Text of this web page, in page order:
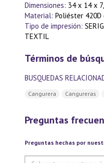
Dimensiones: 34 x 14 x
Material: Poliéster 420D
Tipo de impresión:
TEXTIL
Términos de
BUSQUEDAS
Cangurera Cangureras
Preguntas
Preguntas hechas por